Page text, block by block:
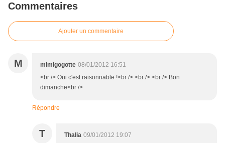
Commentaires
Ajouter un commentaire
M mimigogotte 08/01/2012 16:51
<br /> Oui c'est raisonnable !<br /> <br /> <br /> Bon
dimanche<br />
Répondre
T Thalia 09/01/2012 19:07